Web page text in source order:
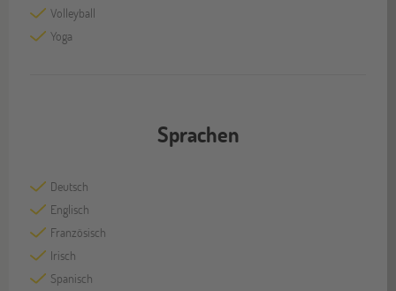
Volleyball
Yoga
Sprachen
Deutsch
Englisch
Französisch
Irisch
Spanisch